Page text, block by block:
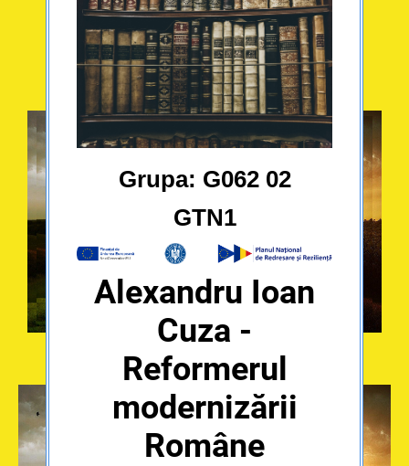
Grupa: G062 02
GTN1
Alexandru Ioan
Cuza -
Reformerul
modernizării
Române